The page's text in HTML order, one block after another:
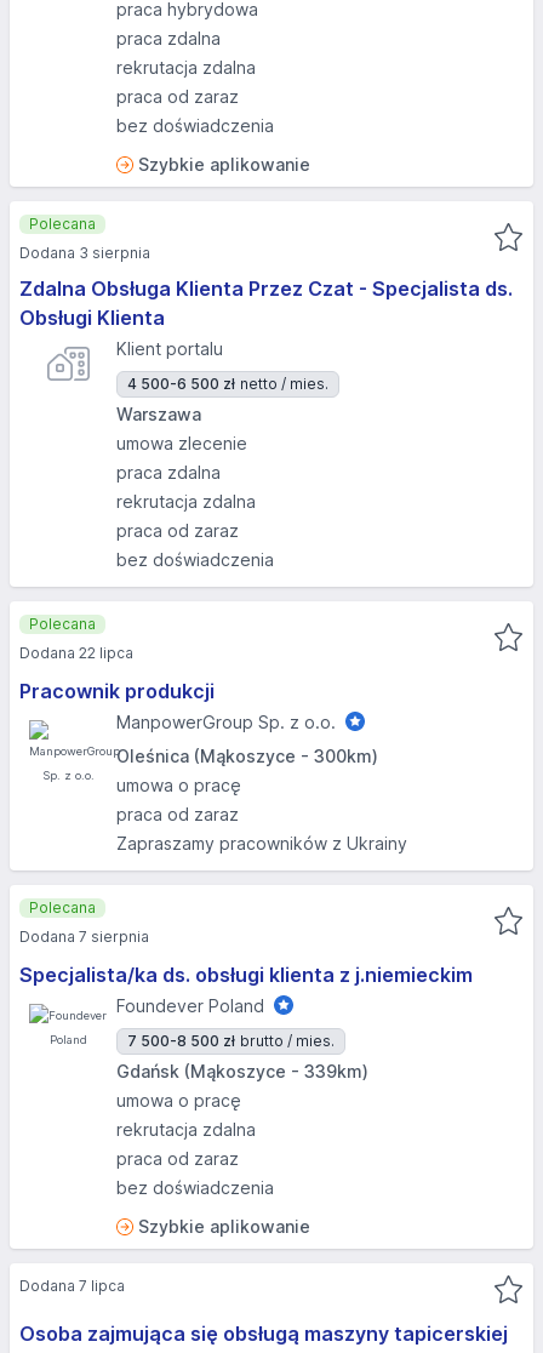
praca hybrydowa
praca zdalna
rekrutacja zdalna
praca od zaraz
bez doświadczenia
Szybkie aplikowanie
Zdalna Obsługa Klienta Przez Czat - Specjalista ds.
Obsługi Klienta
Klient portalu
4 500-6 500 zł netto / mies.
Warszawa
umowa zlecenie
praca zdalna
rekrutacja zdalna
praca od zaraz
bez doświadczenia
Polecana
Dodana 3 sierpnia
Pracownik produkcji
ManpowerGroup Sp. z o.o.
Oleśnica (Mąkoszyce - 300km)
umowa o pracę
praca od zaraz
Zapraszamy pracowników z Ukrainy
Polecana
Dodana 22 lipca
Specjalista/ka ds. obsługi klienta z j.niemieckim
Foundever Poland
7 500-8 500 zł brutto / mies.
Gdańsk (Mąkoszyce - 339km)
umowa o pracę
rekrutacja zdalna
praca od zaraz
bez doświadczenia
Szybkie aplikowanie
Polecana
Dodana 7 sierpnia
Osoba zajmująca się obsługą maszyny tapicerskiej
Dodana 7 lipca